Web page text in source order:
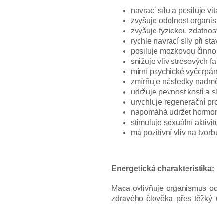
navrací sílu a posiluje
zvyšuje odolnost
zvyšuje fyzickou
rychle navrací síly při
posiluje mozkovou
snižuje vliv stresových
mírní psychické
zmírňuje následky
udržuje pevnost kostí a
urychluje regenerační
napomáhá udržet
stimuluje sexuální
má pozitivní vliv na
Energetická charakteristika:
Maca ovlivňuje organismus
zdravého člověka přes těžký